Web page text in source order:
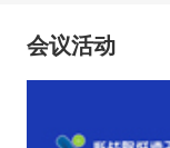
会议活动